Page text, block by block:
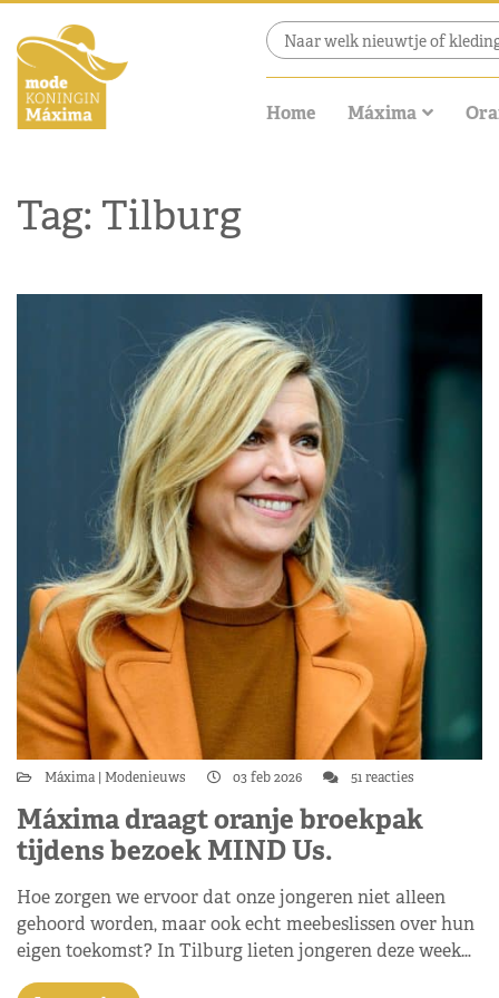
Home Máxima
Tag: Tilburg
Máxima Modenieuws 03 feb 2026 51 reacties
Máxima draagt oranje broekpak
tijdens bezoek MIND Us.
Hoe zorgen we ervoor dat onze jongeren niet alleen
gehoord worden, maar ook echt meebeslissen over hun
eigen toekomst? In Tilburg lieten jongeren deze week…